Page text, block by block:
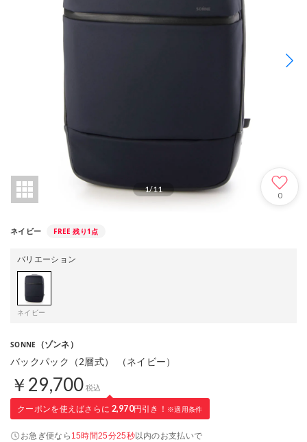
1/11
0
ネイビー FREE 残り1点
バリエーション
ネイビー
SONNE （ゾンネ）
バックパック（2層式） （ネイビー）
￥29,700 税込
クーポンを使えばさらに 2,970円引き！ ※適用条件
お急ぎ便なら 15時間25分25秒以内のお支払いで